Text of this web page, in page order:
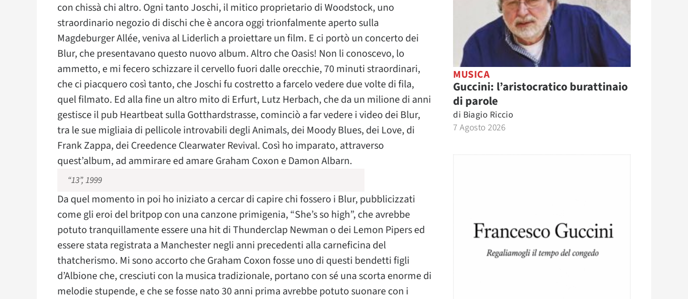
con chissà chi altro. Ogni tanto Joschi, il mitico proprietario di Woodstock, uno
straordinario negozio di dischi che è ancora oggi trionfalmente aperto sulla
Magdeburger Allée, veniva al Liderlich a proiettare un film. E ci portò un concerto dei
Blur, che presentavano questo nuovo album. Altro che Oasis! Non li conoscevo, lo
ammetto, e mi fecero schizzare il cervello fuori dalle orecchie, 70 minuti straordinari,
che ci piacquero così tanto, che Joschi fu costretto a farcelo vedere due volte di fila,
quel filmato. Ed alla fine un altro mito di Erfurt, Lutz Herbach, che da un milione di anni
gestisce il pub Heartbeat sulla Gotthardstrasse, cominciò a far vedere i video dei Blur,
tra le sue migliaia di pellicole introvabili degli Animals, dei Moody Blues, dei Love, di
Frank Zappa, dei Creedence Clearwater Revival. Così ho imparato, attraverso
quest’album, ad ammirare ed amare Graham Coxon e Damon Albarn.
“13”, 1999
Da quel momento in poi ho iniziato a cercar di capire chi fossero i Blur, pubblicizzati
come gli eroi del britpop con una canzone primigenia, “She’s so high”, che avrebbe
potuto tranquillamente essere una hit di Thunderclap Newman o dei Lemon Pipers ed
essere stata registrata a Manchester negli anni precedenti alla carneficina del
thatcherismo. Mi sono accorto che Graham Coxon fosse uno di questi bendetti figli
d’Albione che, cresciuti con la musica tradizionale, portano con sé una scorta enorme di
melodie stupende, e che se fosse nato 30 anni prima avrebbe potuto suonare con i
MUSICA
Guccini: l’aristocratico burattinaio
di parole
di Biagio Riccio
7 Agosto 2026